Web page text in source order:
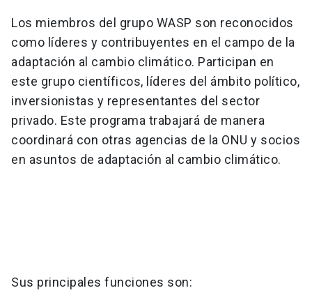
Los miembros del grupo WASP son reconocidos
como líderes y contribuyentes en el campo de la
adaptación al cambio climático. Participan en
este grupo científicos, líderes del ámbito político,
inversionistas y representantes del sector
privado. Este programa trabajará de manera
coordinará con otras agencias de la ONU y socios
en asuntos de adaptación al cambio climático.
Sus principales funciones son: